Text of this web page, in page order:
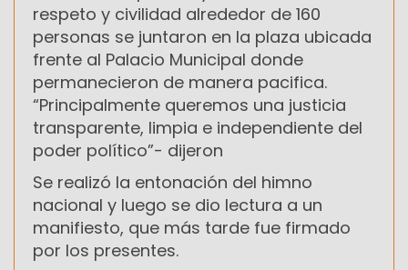
respeto y civilidad alrededor de 160
personas se juntaron en la plaza ubicada
frente al Palacio Municipal donde
permanecieron de manera pacifica.
“Principalmente queremos una justicia
transparente, limpia e independiente del
poder político”- dijeron
Se realizó la entonación del himno
nacional y luego se dio lectura a un
manifiesto, que más tarde fue firmado
por los presentes.